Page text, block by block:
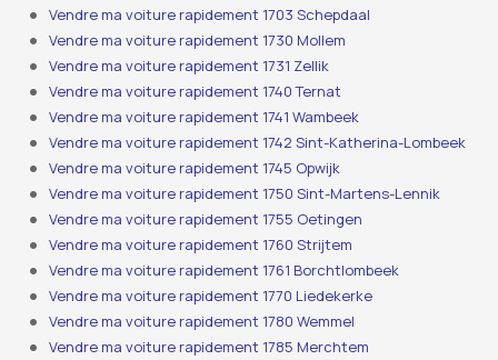
Vendre ma voiture rapidement 1703 Schepdaal
Vendre ma voiture rapidement 1730 Mollem
Vendre ma voiture rapidement 1731 Zellik
Vendre ma voiture rapidement 1740 Ternat
Vendre ma voiture rapidement 1741 Wambeek
Vendre ma voiture rapidement 1742 Sint-Katherina-Lombeek
Vendre ma voiture rapidement 1745 Opwijk
Vendre ma voiture rapidement 1750 Sint-Martens-Lennik
Vendre ma voiture rapidement 1755 Oetingen
Vendre ma voiture rapidement 1760 Strijtem
Vendre ma voiture rapidement 1761 Borchtlombeek
Vendre ma voiture rapidement 1770 Liedekerke
Vendre ma voiture rapidement 1780 Wemmel
Vendre ma voiture rapidement 1785 Merchtem